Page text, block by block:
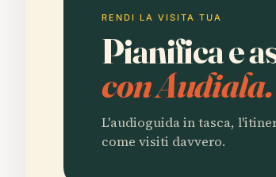
RENDI LA VISITA TUA
Pianifica e
con Audiala.
L'audioguida in tasca,
come visiti davvero.